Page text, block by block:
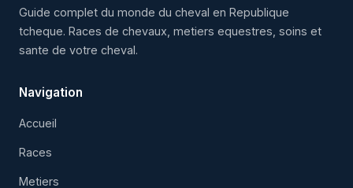
Guide complet du monde du cheval en Republique
tcheque. Races de chevaux, metiers equestres, soins et
sante de votre cheval.
Navigation
Accueil
Races
Metiers